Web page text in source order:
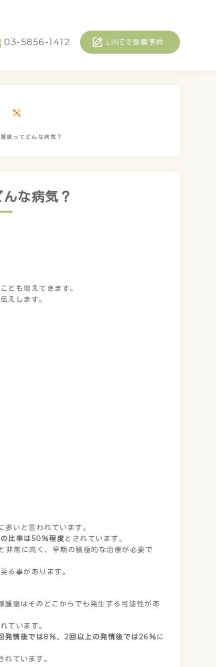
03-5856-1412 LINEで診察予約
瘍ってどんな病気？
な病気？
とも増えてきます。
えします。
いと言われています。
比率は50％程度とされています。
非常に高く、早期の積極的な治療が必要で
る事があります。
瘍はそのどこからでも発生する可能性があ
ています。
発情後では8％、2回以上の発情後では26％ に
れています。